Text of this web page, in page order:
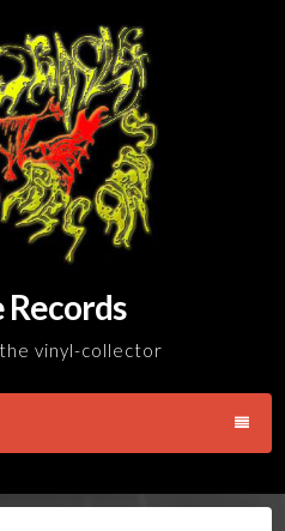
Records
vinyl-collector